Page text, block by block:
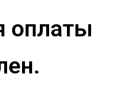
оплаты